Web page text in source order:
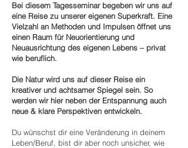
Bei diesem Tagesseminar begeben wir uns auf
eine Reise zu unserer eigenen Superkraft. Eine
Vielzahl an Methoden und Impulsen öffnet uns
einen Raum für Neuorientierung und
Neuausrichtung des eigenen Lebens – privat
wie beruflich.
Die Natur wird uns auf dieser Reise ein
kreativer und achtsamer Spiegel sein. So
werden wir hier neben der Entspannung auch
neue & klare Perspektiven entwickeln.
Du wünschst dir eine Veränderung in deinem
Leben/Beruf, bist dir aber noch unsicher, wie